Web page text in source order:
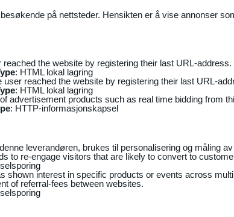
på nettsteder. Hensikten er å vise annonser
the website by registering their last URL-address.
: HTML lokal lagring
user reached the website by registering their last URL-
: HTML lokal lagring
advertisement products such as real time bidding from
: HTTP-informasjonskapsel
leverandøren, brukes til personalisering og måling
to re-engage visitors that are likely to convert to
shown interest in specific products or events across
of referral-fees between websites.